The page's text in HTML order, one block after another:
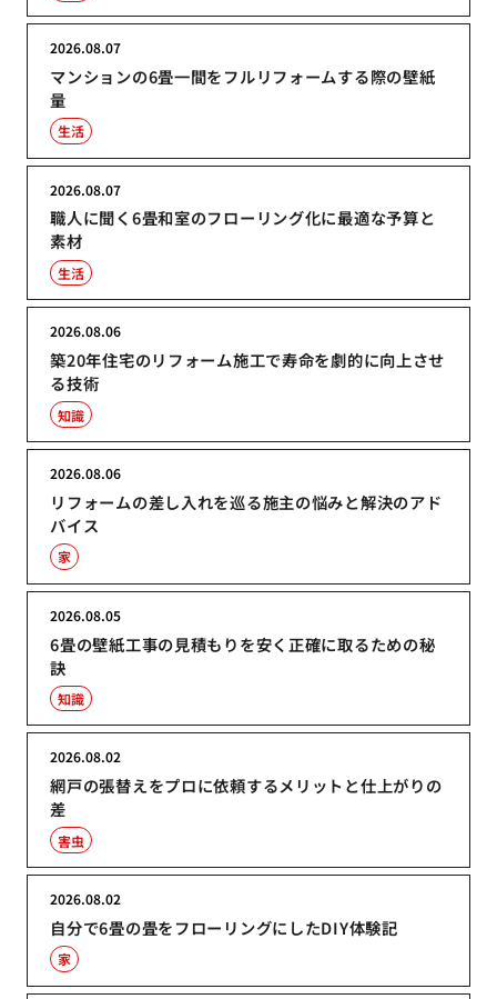
マンションの6畳一間をフルリフォームする際の壁紙
量
2026.08.07
生活
職人に聞く6畳和室のフローリング化に最適な予算と
素材
2026.08.07
生活
築20年住宅のリフォーム施工で寿命を劇的に向上させ
る技術
2026.08.06
知識
リフォームの差し入れを巡る施主の悩みと解決のアド
バイス
2026.08.06
家
6畳の壁紙工事の見積もりを安く正確に取るための秘
訣
2026.08.05
知識
網戸の張替えをプロに依頼するメリットと仕上がりの
差
2026.08.02
害虫
自分で6畳の畳をフローリングにしたDIY体験記
2026.08.02
家